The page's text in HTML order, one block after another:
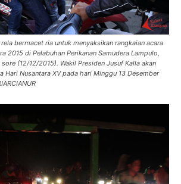
bermacet ria untuk menyaksikan rangkaian acara
2015 di Pelabuhan Perikanan Samudera Lampulo,
(12/12/2015). Wakil Presiden Jusuf Kalla akan
Hari Nusantara XV pada hari Minggu 13 Desember